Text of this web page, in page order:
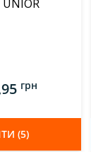
грн
(5)